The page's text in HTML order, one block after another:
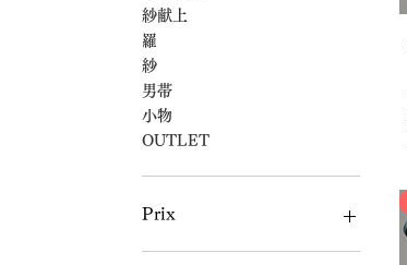
紗献上
羅
紗
男帯
小物
OUTLET
Prix